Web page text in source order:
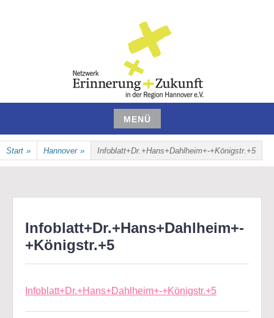
NETZWERK ERINNERUNG UND
ZUKUNFT IN DER REGION
HANNOVER E.V.
MENÜ
Zum
Inhalt
springen
Start » Hannover » Infoblatt+Dr.+Hans+Dahlheim+-+Königstr.+5
Infoblatt+Dr.+Hans+Dahlheim+-
+Königstr.+5
Infoblatt+Dr.+Hans+Dahlheim+-+Königstr.+5